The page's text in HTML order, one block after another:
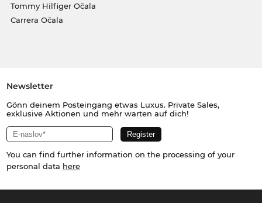
Tommy Hilfiger Očala
Carrera Očala
Newsletter
Gönn deinem Posteingang etwas Luxus. Private Sales,
exklusive Aktionen und mehr warten auf dich!
You can find further information on the processing of your
personal data here